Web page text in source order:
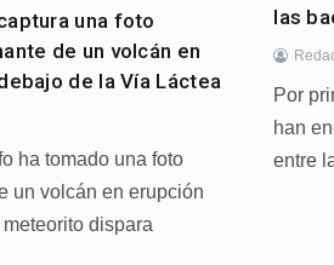
una foto
de un volcán en
de la Vía Láctea
ha tomado una foto
un volcán en erupción
dispara
las
Por
han
entre